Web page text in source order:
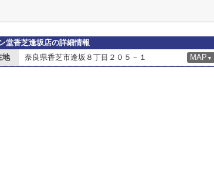
堂香芝逢坂店の詳細情報
地
奈良県香芝市逢坂８丁目２０５－１ MAP ▼